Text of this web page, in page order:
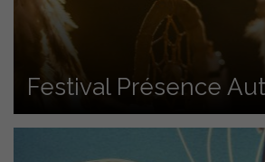
Festival Présence